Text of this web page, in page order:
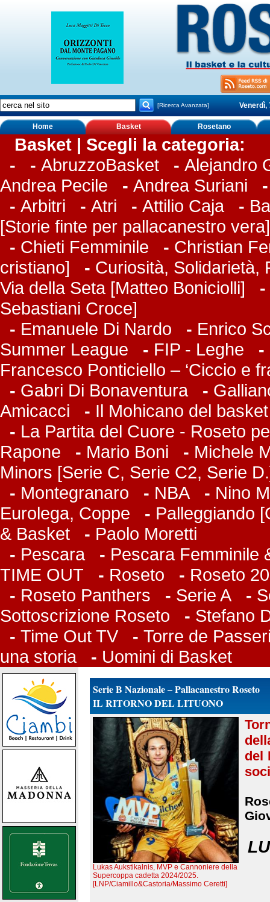
[Ricerca Avanzata] Venerdì,
Home Basket Rosetano
Basket | Scegli la categoria:
-
- AbruzzoBasket - Alejandro
Andrea Pecile - Andrea Suriani
- Arbitri - Atri - Attilio Caja-
[Storie finte per pallacanestro vera]
- Chieti Femminile - Christian
cristiano] - Curiosità, Solidarietà,
Via della Seta [Matteo Boniciolli] -
Sebastiani Croce]
- Emanuele Di Nardo - Enrico
Summer League - FIP - Leghe -
Francesco Ponticiello – ‘Ciccio e
- Gabri Di Bonaventura-
Amicacci
- Il Mohicano del
- La Partita del Cuore - Roseto
Rapone - Mario Boni - Michele
Minors [Serie C, Serie C2, Serie
- Montegranaro - NBA - Nino
Eurolega, Coppe - Palleggiando
& Basket - Paolo Moretti
- Pescara- Pescara Femminile
TIME OUT - Roseto - Roseto
- Roseto Panthers - Serie A -
Sottoscrizione Roseto - Stefano
- Time Out TV - Torre de
una storia- Uomini di Basket
Serie B Nazionale – Pallacanestro Roseto
IL RITORNO DEL LITUONO
Lukas Aukstikalnis, MVP e Cannoniere della
Supercoppa cadetta 2024/2025.
[LNP/Ciamillo&Castoria/Massimo Ceretti]
del